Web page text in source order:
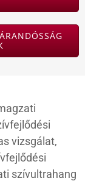
vizsgálat,
szívultrahang